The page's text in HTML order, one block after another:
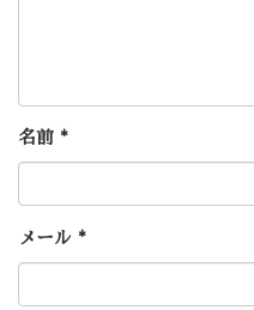
名前 *
メール *